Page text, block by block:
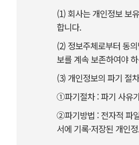
(1) 회사는 개인정보 보
합니다.
(2) 정보주체로부터 동
보를 계속 보존하여야
(3) 개인정보의 파기 절
①파기절차 : 파기 사유
②파기방법 : 전자적 파
서에 기록·저장된 개인